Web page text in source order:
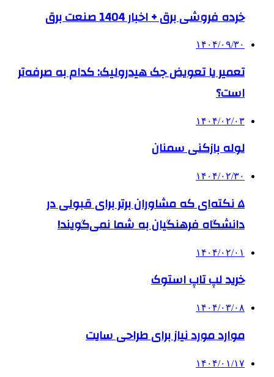
خرده فروشی برق + اخبار 1404 صنعت برق
۱۴۰۴/۰۹/۳۰
تعمیر یا تعویض جک هیدرولیک: کدام به صرفه‌تر
است؟
۱۴۰۴/۰۲/۰۳
لوله بازکنی سمنان
۱۴۰۴/۰۲/۳۰
۵ نکته‌ای که مشاوران برتر برای قبولی در
دانشگاه فرهنگیان به شما نمی‌گویند!
۱۴۰۴/۰۲/۰۱
خرید لپ تاپ استوک
۱۴۰۴/۰۳/۰۸
موارد مورد نیاز برای طراحی سایت
۱۴۰۴/۰۱/۱۷